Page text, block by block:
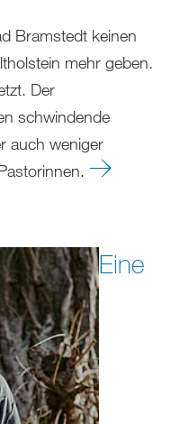
Bramstedt keinen
mehr geben.
Der
schwindende
auch weniger
Eine